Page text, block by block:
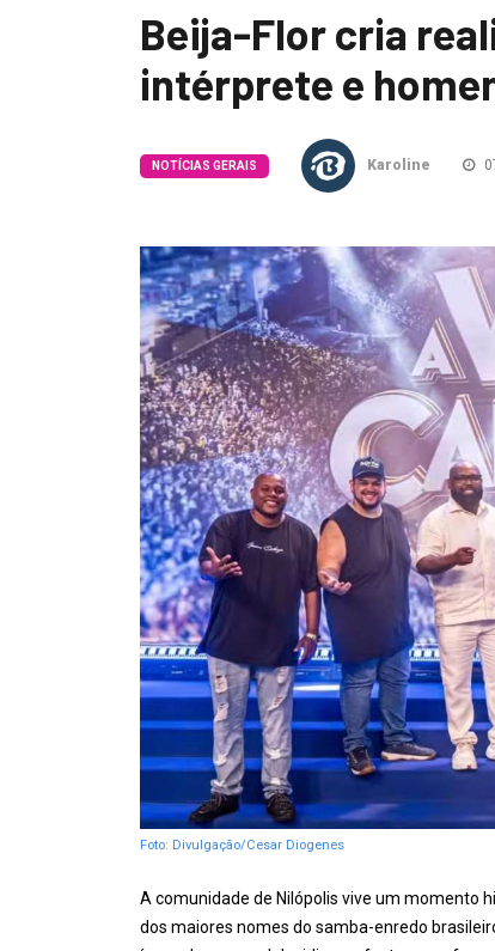
Beija-Flor cria
intérprete e
NOTÍCIAS GERAIS Karoline
Foto: Divulgação/Cesar Diogenes
A comunidade de Nilópolis vive um momento
dos maiores nomes do samba-enredo